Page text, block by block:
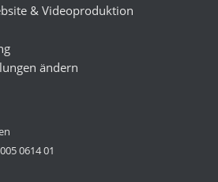
& Videoproduktion
ändern
0614 01